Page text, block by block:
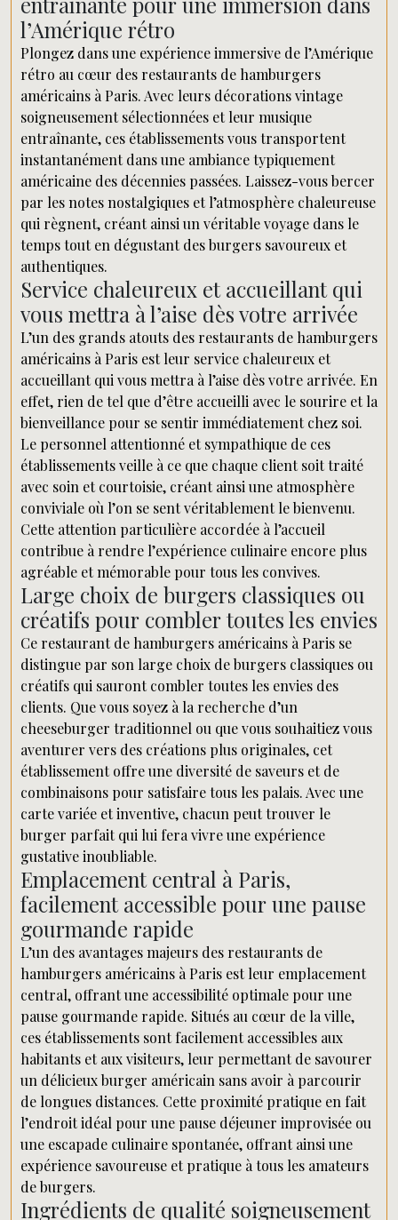
l’Amérique rétro
Plongez dans une expérience immersive de l’Amérique
rétro au cœur des restaurants de hamburgers
américains à Paris. Avec leurs décorations vintage
soigneusement sélectionnées et leur musique
entraînante, ces établissements vous transportent
instantanément dans une ambiance typiquement
américaine des décennies passées. Laissez-vous bercer
par les notes nostalgiques et l’atmosphère chaleureuse
qui règnent, créant ainsi un véritable voyage dans le
temps tout en dégustant des burgers savoureux et
authentiques.
Service chaleureux et accueillant qui
vous mettra à l’aise dès votre arrivée
L’un des grands atouts des restaurants de hamburgers
américains à Paris est leur service chaleureux et
accueillant qui vous mettra à l’aise dès votre arrivée. En
effet, rien de tel que d’être accueilli avec le sourire et la
bienveillance pour se sentir immédiatement chez soi.
Le personnel attentionné et sympathique de ces
établissements veille à ce que chaque client soit traité
avec soin et courtoisie, créant ainsi une atmosphère
conviviale où l’on se sent véritablement le bienvenu.
Cette attention particulière accordée à l’accueil
contribue à rendre l’expérience culinaire encore plus
agréable et mémorable pour tous les convives.
Large choix de burgers classiques ou
créatifs pour combler toutes les envies
Ce restaurant de hamburgers américains à Paris se
distingue par son large choix de burgers classiques ou
créatifs qui sauront combler toutes les envies des
clients. Que vous soyez à la recherche d’un
cheeseburger traditionnel ou que vous souhaitiez vous
aventurer vers des créations plus originales, cet
établissement offre une diversité de saveurs et de
combinaisons pour satisfaire tous les palais. Avec une
carte variée et inventive, chacun peut trouver le
burger parfait qui lui fera vivre une expérience
gustative inoubliable.
Emplacement central à Paris,
facilement accessible pour une pause
gourmande rapide
L’un des avantages majeurs des restaurants de
hamburgers américains à Paris est leur emplacement
central, offrant une accessibilité optimale pour une
pause gourmande rapide. Situés au cœur de la ville,
ces établissements sont facilement accessibles aux
habitants et aux visiteurs, leur permettant de savourer
un délicieux burger américain sans avoir à parcourir
de longues distances. Cette proximité pratique en fait
l’endroit idéal pour une pause déjeuner improvisée ou
une escapade culinaire spontanée, offrant ainsi une
expérience savoureuse et pratique à tous les amateurs
de burgers.
Ingrédients de qualité soigneusement